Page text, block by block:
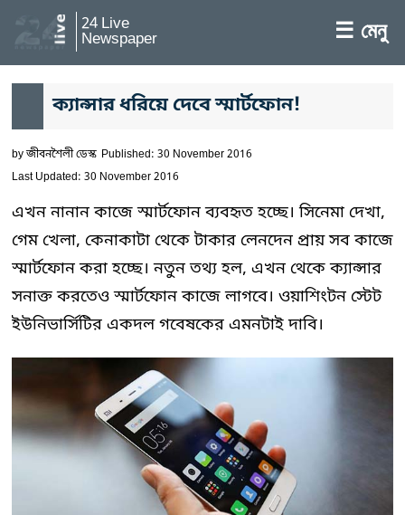
24 Live
Newspaper ☰ মেনু
ক্যান্সার ধরিয়ে দেবে স্মার্টফোন!
byজীবনশৈলী ডেস্ক Published: 30 November 2016
Last Updated: 30 November 2016
এখন নানান কাজে স্মার্টফোন ব্যবহৃত হচ্ছে। সিনেমা দেখা,
গেম খেলা, কেনাকাটা থেকে টাকার লেনদেন প্রায় সব কাজে
স্মার্টফোন করা হচ্ছে। নতুন তথ্য হল, এখন থেকে ক্যান্সার
সনাক্ত করতেও স্মার্টফোন কাজে লাগবে। ওয়াশিংটন স্টেট
ইউনিভার্সিটির একদল গবেষকের এমনটাই দাবি।